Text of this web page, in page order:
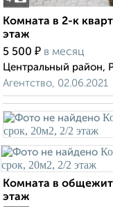
Комната в 2-к
этаж
5 500 ₽ в месяц
Центральный район,
Агентство, 02.06.2021
Комната в
этаж